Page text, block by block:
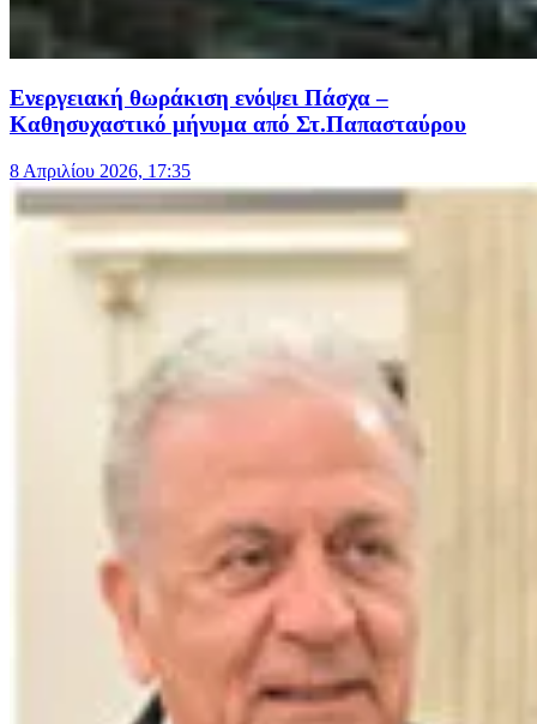
Ενεργειακή θωράκιση ενόψει Πάσχα –
Καθησυχαστικό μήνυμα από Στ.Παπασταύρου
8 Απριλίου 2026, 17:35